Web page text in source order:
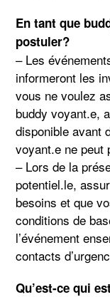
En tant que
postuler?
– Les
informeront les
vous ne voulez
buddy voyant.e,
disponible avant
voyant.e ne peut
– Lors de la
potentiel.le,
besoins et que
conditions de
l’événement
contacts
Qu’est-ce qui